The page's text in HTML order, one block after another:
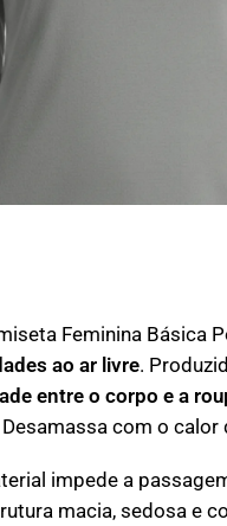
Feminina Básica
ao ar livre.
entre o corpo e a
Desamassa com o
impede a
macia, sedosa e